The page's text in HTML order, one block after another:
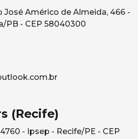
José Américo de Almeida, 466 -
PB - CEP 58040300
(Recife)
- Ipsep - Recife/PE - CEP